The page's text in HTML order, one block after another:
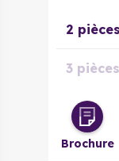
2 pièces
3 pièces
4 pièces
Brochure